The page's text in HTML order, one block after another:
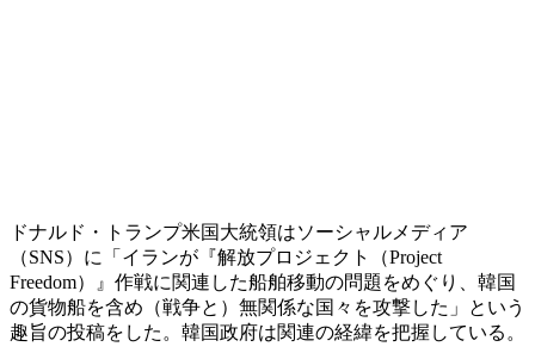
ドナルド・トランプ米国大統領はソーシャルメディア
（SNS）に「イランが『解放プロジェクト（Project
Freedom）』作戦に関連した船舶移動の問題をめぐり、韓国
の貨物船を含め（戦争と）無関係な国々を攻撃した」という
趣旨の投稿をした。韓国政府は関連の経緯を把握している。